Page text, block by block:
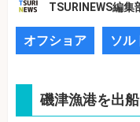
TSURINEWS編集
オフショア ソル
磯津漁港を出